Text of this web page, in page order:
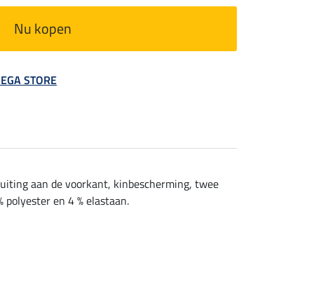
Nu kopen
STORE
aan de voorkant, kinbescherming, twee
en 4 % elastaan.